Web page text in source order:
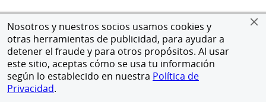
Nosotros y nuestros socios usamos cookies y
otras herramientas de publicidad, para ayudar a
detener el fraude y para otros propósitos. Al usar
este sitio, aceptas cómo se usa tu información
según lo establecido en nuestra Política de
Privacidad.